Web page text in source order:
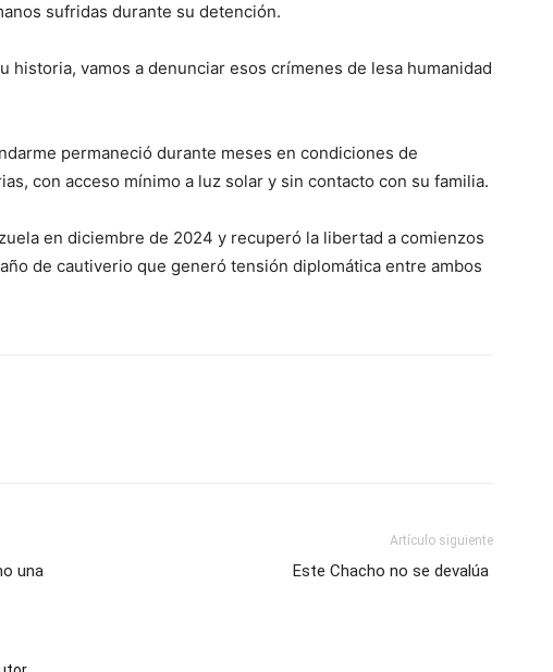
sufridas durante su detención.
historia, vamos a denunciar esos crímenes de lesa humanidad
permaneció durante meses en condiciones de
con acceso mínimo a luz solar y sin contacto con su familia.
en diciembre de 2024 y recuperó la libertad a comienzos
de cautiverio que generó tensión diplomática entre ambos
una
Artículo siguiente
Este Chacho no se devalúa